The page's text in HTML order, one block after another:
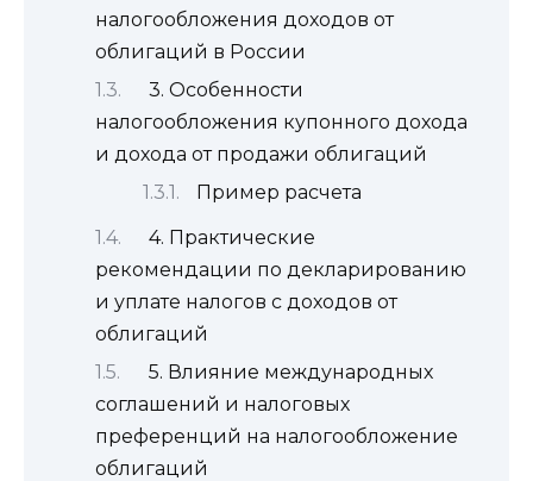
налогообложения доходов от
облигаций в России
3. Особенности
налогообложения купонного дохода
и дохода от продажи облигаций
Пример расчета
4. Практические
рекомендации по декларированию
и уплате налогов с доходов от
облигаций
5. Влияние международных
соглашений и налоговых
преференций на налогообложение
облигаций